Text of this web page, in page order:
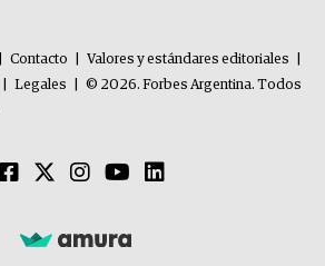
Contacto Valores y estándares editoriales
Legales
© 2026. Forbes Argentina. Todos